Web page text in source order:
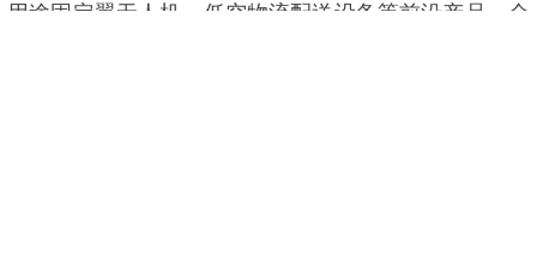
用途固定翼无人机、低空物流配送设备等前沿产品，全